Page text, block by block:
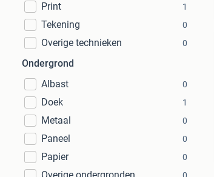
Print 1
Tekening 0
Overige technieken 0
Ondergrond
Albast
0
Doek 1
Metaal 0
Paneel 0
Papier 0